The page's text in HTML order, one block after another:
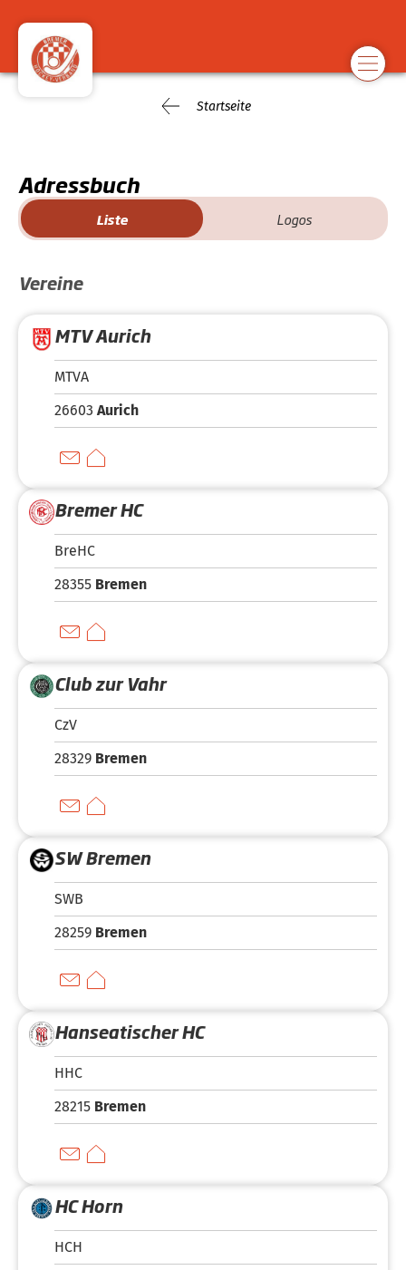
Startseite
Adressbuch
Liste Logos
Vereine
MTV Aurich
MTVA
26603 Aurich
Bremer HC
BreHC
28355 Bremen
Club zur Vahr
CzV
28329 Bremen
SW Bremen
SWB
28259 Bremen
Hanseatischer HC
HHC
28215 Bremen
HC Horn
HCH